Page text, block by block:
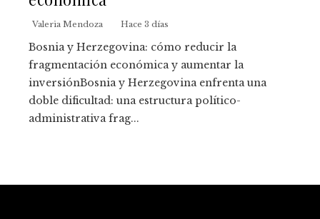
Valeria Mendoza Hace 3 días
Bosnia y Herzegovina: cómo reducir la
fragmentación económica y aumentar la
inversiónBosnia y Herzegovina enfrenta una
doble dificultad: una estructura político-
administrativa frag...